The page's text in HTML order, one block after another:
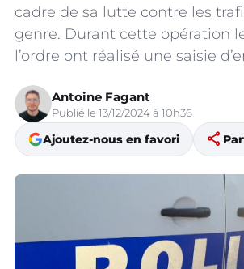
cadre de sa lutte contre les
genre. Durant cette opération
l’ordre ont réalisé une saisie
Antoine Fagant
Publié le 13/12/2024 à 10h36
Ajoutez-nous en favori share